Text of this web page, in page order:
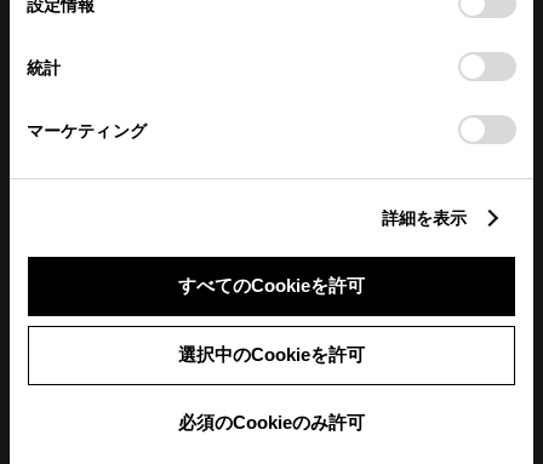
意したことになります。Cookie(クッキー)のオプトアウト、
設定の変更、同意を撤回したりするにあたっては、当社の
「Cookie（クッキー）情報の取り扱いについて
」をご覧くだ
統計
マーケティング
詳細を表示
すべてのCookieを許可
選択中のCookieを許可
必須のCookieのみ許可